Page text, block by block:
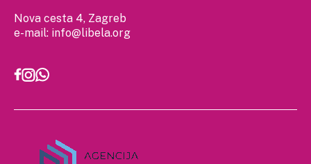
Nova cesta 4, Zagreb
e-mail: info@libela.org